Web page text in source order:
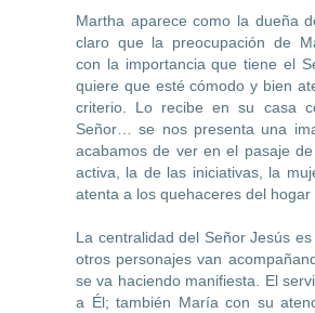
Martha aparece como la dueña
claro que la preocupación de
con la importancia que tiene el
quiere que esté cómodo y bien
criterio. Lo recibe en su casa
Señor… se nos presenta una
acabamos de ver en el pasaje
activa, la de las iniciativas, la
atenta a los quehaceres del
La centralidad del Señor Jesús
otros personajes van
se va haciendo manifiesta. El
a Él; también María con su